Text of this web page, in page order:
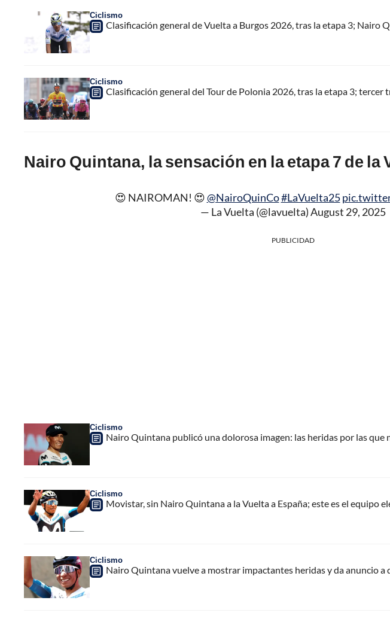
Ciclismo
Clasificación general de Vuelta a Burgos 2026, tras la etapa 3; Nairo
Ciclismo
Clasificación general del Tour de Polonia 2026, tras la etapa 3;
Nairo Quintana, la sensación en la etapa 7 de la
😍 NAIROMAN! 😍@NairoQuinCo#LaVuelta25
— La Vuelta (@lavuelta)August 29, 2025
PUBLICIDAD
Ciclismo
Nairo Quintana publicó una dolorosa imagen: las heridas por las que
Ciclismo
Movistar, sin Nairo Quintana a la Vuelta a España; este es el equipo
Ciclismo
Nairo Quintana vuelve a mostrar impactantes heridas y da anuncio a